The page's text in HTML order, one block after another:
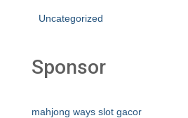
Uncategorized
Sponsor
mahjong ways slot gacor